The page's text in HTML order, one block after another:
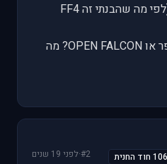
viper הגירסה הכי חדשה?(לפי מה שהבנתי זה FF4
ובנוסף מה עדיף לי , רד ויפר או OPEN FALCON? מה
#2
·לפני 19 שנים